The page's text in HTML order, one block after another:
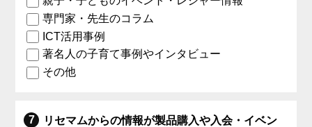
専門家・先生のコラム
ICT活用事例
著名人の子育て事例やインタビュー
その他
リセマムからの情報が製品購入や入会・イベン